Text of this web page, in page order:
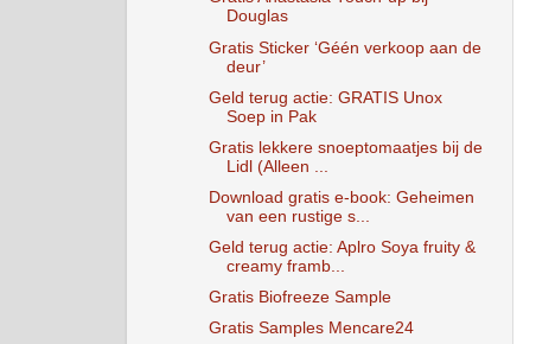
Douglas
Gratis Sticker ‘Géén verkoop aan de
deur’
Geld terug actie: GRATIS Unox
Soep in Pak
Gratis lekkere snoeptomaatjes bij de
Lidl (Alleen ...
Download gratis e-book: Geheimen
van een rustige s...
Geld terug actie: Aplro Soya fruity &
creamy framb...
Gratis Biofreeze Sample
Gratis Samples Mencare24